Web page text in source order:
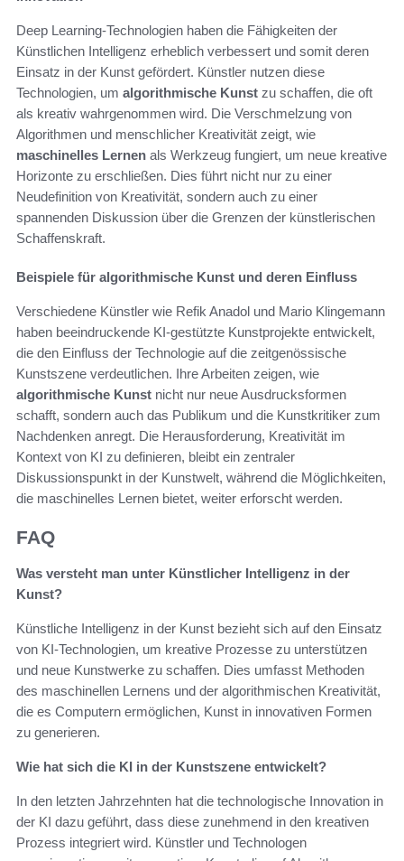
Deep Learning-Technologien haben die Fähigkeiten der
Künstlichen Intelligenz erheblich verbessert und somit deren
Einsatz in der Kunst gefördert. Künstler nutzen diese
Technologien, um algorithmische Kunst zu schaffen, die oft
als kreativ wahrgenommen wird. Die Verschmelzung von
Algorithmen und menschlicher Kreativität zeigt, wie
maschinelles Lernen als Werkzeug fungiert, um neue kreative
Horizonte zu erschließen. Dies führt nicht nur zu einer
Neudefinition von Kreativität, sondern auch zu einer
spannenden Diskussion über die Grenzen der künstlerischen
Schaffenskraft.
Beispiele für algorithmische Kunst und deren Einfluss
Verschiedene Künstler wie Refik Anadol und Mario Klingemann
haben beeindruckende KI-gestützte Kunstprojekte entwickelt,
die den Einfluss der Technologie auf die zeitgenössische
Kunstszene verdeutlichen. Ihre Arbeiten zeigen, wie
algorithmische Kunst nicht nur neue Ausdrucksformen
schafft, sondern auch das Publikum und die Kunstkritiker zum
Nachdenken anregt. Die Herausforderung, Kreativität im
Kontext von KI zu definieren, bleibt ein zentraler
Diskussionspunkt in der Kunstwelt, während die Möglichkeiten,
die maschinelles Lernen bietet, weiter erforscht werden.
FAQ
Was versteht man unter Künstlicher Intelligenz in der
Kunst?
Künstliche Intelligenz in der Kunst bezieht sich auf den Einsatz
von KI-Technologien, um kreative Prozesse zu unterstützen
und neue Kunstwerke zu schaffen. Dies umfasst Methoden
des maschinellen Lernens und der algorithmischen Kreativität,
die es Computern ermöglichen, Kunst in innovativen Formen
zu generieren.
Wie hat sich die KI in der Kunstszene entwickelt?
In den letzten Jahrzehnten hat die technologische Innovation in
der KI dazu geführt, dass diese zunehmend in den kreativen
Prozess integriert wird. Künstler und Technologen